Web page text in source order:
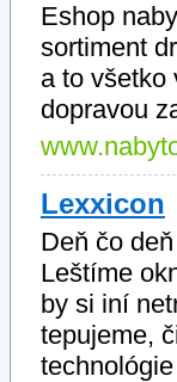
Eshop
sortiment
a to všetko
dopravou
Lexxicon
Deň čo
Leštíme
by si iní
tepujeme,